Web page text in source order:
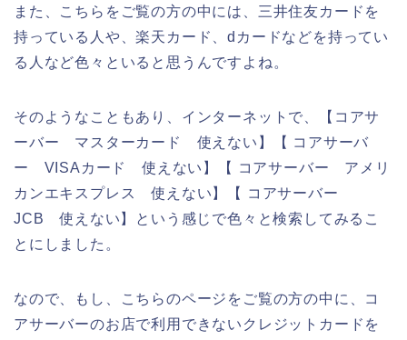
また、こちらをご覧の方の中には、三井住友カードを
持っている人や、楽天カード、dカードなどを持ってい
る人など色々といると思うんですよね。
そのようなこともあり、インターネットで、【コアサ
ーバー マスターカード 使えない】【 コアサーバ
ー VISAカード 使えない】【 コアサーバー アメリ
カンエキスプレス 使えない】【 コアサーバー
JCB 使えない】という感じで色々と検索してみるこ
とにしました。
なので、もし、こちらのページをご覧の方の中に、コ
アサーバーのお店で利用できないクレジットカードを